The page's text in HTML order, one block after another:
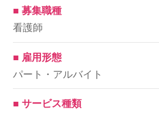
■ 募集職種
看護師
■ 雇用形態
パート・アルバイト
■ サービス種類